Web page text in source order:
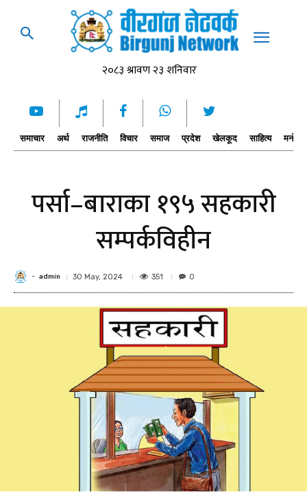
समाचार अर्थ राजनीति विचार समाज प्रदेश खेलकूद साहित्य
पर्सा–बाराका १९५ सहकारी
सम्पर्कविहीन
- admin 30 May, 2024 351 0